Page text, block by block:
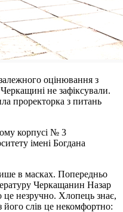
оцінювання з
не зафіксували.
проректорка з питань
корпусі № 3
імені Богдана
в масках. Попередньо
Черкащанин Назар
це незручно. Хлопець знає,
його слів це некомфортно: